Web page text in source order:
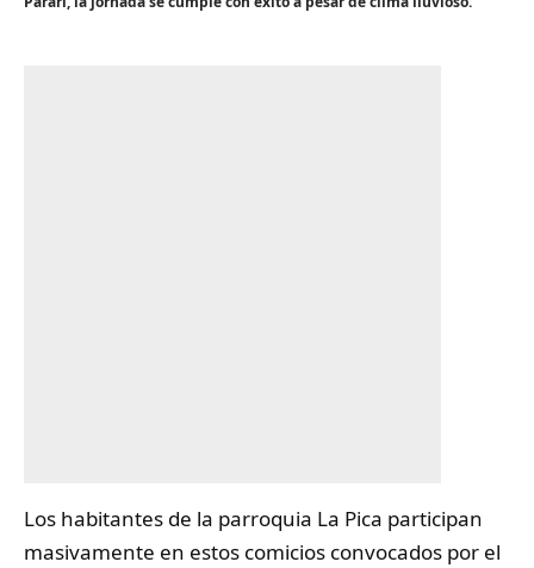
Los habitantes de la parroquia La Pica participan
masivamente en estos comicios convocados por el